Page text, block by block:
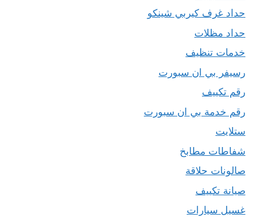
حداد غرف كيربي شينكو
حداد مظلات
خدمات تنظيف
رسيفر بي ان سبورت
رقم تكييف
رقم خدمة بي ان سبورت
ستلايت
شفاطات مطابخ
صالونات حلاقة
صيانة تكييف
غسيل سيارات